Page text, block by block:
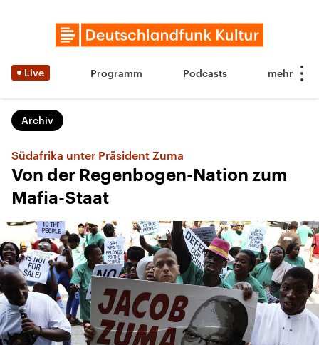
Live Programm Podcasts
Archiv
Südafrika unter Präsident Zuma
Von der Regenbogen-Nation zum
Mafia-Staat